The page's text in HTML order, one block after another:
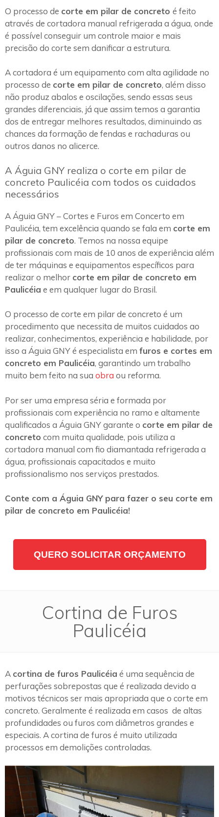
O processo de corte em pilar de concreto é feito
através de cortadora manual refrigerada a água, onde
é possível conseguir um controle maior e mais
precisão do corte sem danificar a estrutura.
A cortadora é um equipamento com alta agilidade no
processo de corte em pilar de concreto, além disso
não produz abalos e oscilações, sendo essas seus
grandes diferenciais, já que assim temos a garantia
dos de entregar melhores resultados, diminuindo as
chances da formação de fendas e rachaduras ou
outros danos no alicerce.
A Águia GNY realiza o corte em pilar de
concreto Paulicéia com todos os cuidados
necessários
A Águia GNY – Cortes e Furos em Concerto em
Paulicéia, tem excelência quando se fala em corte em
pilar de concreto. Temos na nossa equipe
profissionais com mais de 10 anos de experiência além
de ter máquinas e equipamentos específicos para
realizar o melhor corte em pilar de concreto em
Paulicéia e em qualquer lugar do Brasil.
O processo de corte em pilar de concreto é um
procedimento que necessita de muitos cuidados ao
realizar, conhecimentos, experiência e habilidade, por
isso a Águia GNY é especialista em furos e cortes em
concreto em Paulicéia, garantindo um trabalho
muito bem feito na sua obra ou reforma.
Por ser uma empresa séria e formada por
profissionais com experiência no ramo e altamente
qualificados a Águia GNY garante o corte em pilar de
concreto com muita qualidade, pois utiliza a
cortadora manual com fio diamantada refrigerada a
água, profissionais capacitados e muito
profissionalismo nos serviços prestados.
Conte com a Águia GNY para fazer o seu corte em
pilar de concreto em Paulicéia!
QUERO SOLICITAR ORÇAMENTO
Cortina de Furos
Paulicéia
A cortina de furos Paulicéia é uma sequência de
perfurações sobrepostas que é realizada devido a
motivos técnicos ser mais apropriada que o corte em
concreto. Geralmente é realizada em casos de altas
profundidades ou furos com diâmetros grandes e
especiais. A cortina de furos é muito utilizada
processos em demolições controladas.